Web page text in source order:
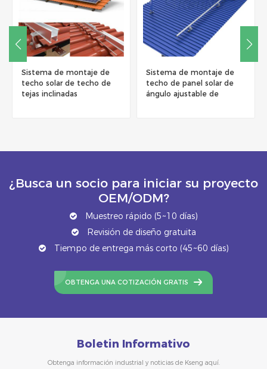
Sistema de montaje de
techo solar de techo de
tejas inclinadas
Sistema de montaje de
techo de panel solar de
ángulo ajustable de
¿Busca un socio para iniciar su proyecto
OEM/ODM?
Muestreo rápido (5~10 días)
Revisión de diseño gratuita
Tiempo de entrega más corto (45~60 días)
OBTENGA UNA COTIZACIÓN GRATIS
Boletin Informativo
Obtenga información industrial y noticias de Kseng aquí.